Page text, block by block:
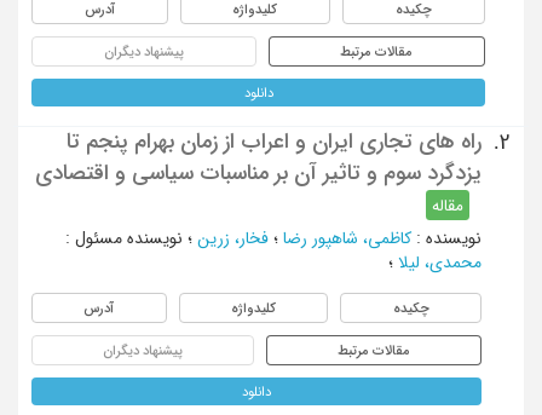
چکیده کلیدواژه آدرس
مقالات مرتبط پیشنهاد دیگران
دانلود
2.
راه های تجاری ایران و اعراب از زمان بهرام پنجم تا
یزدگرد سوم و تاثیر آن بر مناسبات سیاسی و اقتصادی
مقاله
نویسنده : کاظمی، شاهپور رضا ؛ فخار، زرین ؛ نویسنده مسئول :
محمدی، لیلا ؛
چکیده کلیدواژه آدرس
مقالات مرتبط پیشنهاد دیگران
دانلود